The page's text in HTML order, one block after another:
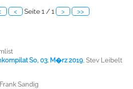
< Seite 1 / 1 > >>
So, 03. M�rz 2019 Stev Leibelt
Sandig